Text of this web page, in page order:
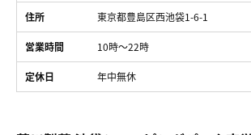
住所 東京都豊島区西池袋1-6-1
営業時間 10時～22時
定休日 年中無休